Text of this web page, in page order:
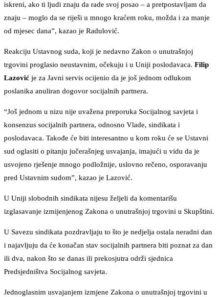
iskreni, ako ti ljudi znaju da rade svoj posao – a pretpostavljam da
znaju – moglo da se riješi u mnogo kraćem roku, možda i za manje
od mjesec dana”, kazao je Radulović.
Reakciju Ustavnog suda, koji je nedavno Zakon o unutrašnjoj
trgovini proglasio neustavnim, očekuju i u Uniji poslodavaca. Filip
Lazović je za Javni servis ocijenio da je još jednom odlukom
poslanika anuliran dogovor socijalnih partnera.
“Još jednom u nizu nije uvažena preporuka Socijalnog savjeta i
konsenzus socijalnih partnera, odnosno Vlade, sindikata i
poslodavaca. Takođe će biti interesantno u kom roku će se Ustavni
sud oglasiti o pitanju jučerašnjeg usvajanja, imajući u vidu da je
usvojeno rješenje mnogo podložnije, uslovno rečeno, osporavanju
pred Ustavnim sudom”, kazao je Lazović.
U Uniji slobodnih sindikata nijesu željeli da komentarišu
izglasavanje izmijenjenog Zakona o unutrašnjoj trgovini u Skupštini.
U Savezu sindikata pozdravljaju to što je nedjelja ostala neradni dan
i najavljuju da će konačan stav socijalnih partnera biti poznat za dan
ili dva, nakon što se danas ili prekosjutra održi sjednica
Predsjedništva Socijalnog savjeta.
Jednoglasnim usvajanjem izmjene Zakona o unutrašnjoj trgovini u